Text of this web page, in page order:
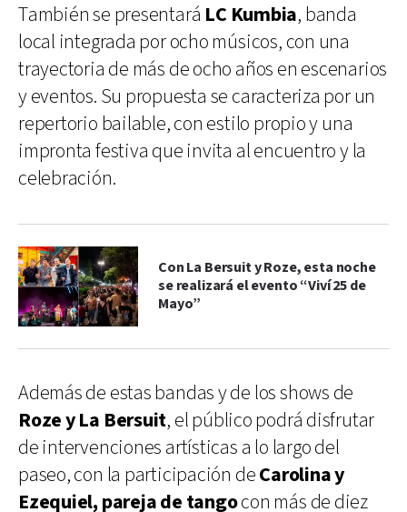
También se presentará LC Kumbia, banda
local integrada por ocho músicos, con una
trayectoria de más de ocho años en escenarios
y eventos. Su propuesta se caracteriza por un
repertorio bailable, con estilo propio y una
impronta festiva que invita al encuentro y la
celebración.
Con La Bersuit y Roze, esta noche
se realizará el evento “Viví 25 de
Mayo”
Además de estas bandas y de los shows de
Roze y La Bersuit, el público podrá disfrutar
de intervenciones artísticas a lo largo del
paseo, con la participación deCarolina y
Ezequiel, pareja de tangocon más de diez